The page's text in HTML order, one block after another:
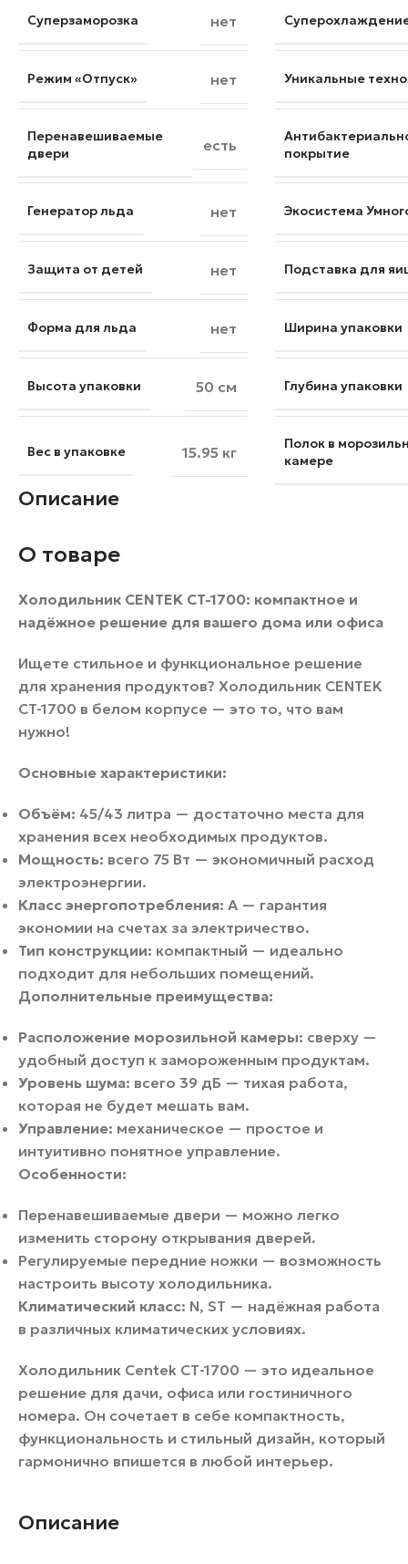
Суперзаморозка нет
Режим «Отпуск» нет Уникальные
Перенавешиваемые
двери
есть
покрытие
Генератор льда нет Экосистема
Защита от детей нет Подставка для
Форма для льда нет Ширина упаковки
Высота упаковки 50 см Глубина упаковки
Вес в упаковке 15.95 кг
Полок в
камере
Описание
О товаре
Холодильник CENTEK CT-1700: компактное и
надёжное решение для вашего дома или офиса
Ищете стильное и функциональное решение
для хранения продуктов? Холодильник CENTEK
CT-1700 в белом корпусе — это то, что вам
нужно!
Основные характеристики:
Объём: 45/43 литра — достаточно места для
хранения всех необходимых продуктов.
Мощность: всего 75 Вт — экономичный расход
электроэнергии.
Класс энергопотребления: A — гарантия
экономии на счетах за электричество.
Тип конструкции: компактный — идеально
подходит для небольших помещений.
Дополнительные преимущества:
Расположение морозильной камеры: сверху —
удобный доступ к замороженным продуктам.
Уровень шума: всего 39 дБ — тихая работа,
которая не будет мешать вам.
Управление: механическое — простое и
интуитивно понятное управление.
Особенности:
Перенавешиваемые двери — можно легко
изменить сторону открывания дверей.
Регулируемые передние ножки — возможность
настроить высоту холодильника.
Климатический класс: N, ST — надёжная работа
в различных климатических условиях.
Холодильник Centek СТ-1700 — это идеальное
решение для дачи, офиса или гостиничного
номера. Он сочетает в себе компактность,
функциональность и стильный дизайн, который
гармонично впишется в любой интерьер.
Описание